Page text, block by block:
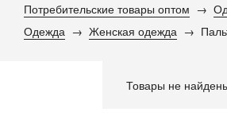
Потребительские товары оптом
Одежда
Женская одежда
Товары не